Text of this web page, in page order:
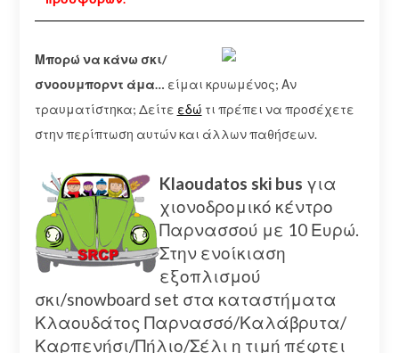
Μπορώ να κάνω σκι/
σνοουμπορντ άμα… είμαι κρυωμένος; Αν
τραυματίστηκα; Δείτε εδώ τι πρέπει να προσέχετε
στην περίπτωση αυτών και άλλων παθήσεων.
Klaoudatos ski bus για
χιονοδρομικό κέντρο
Παρνασσού με 10 Ευρώ.
Στην ενοίκιαση
εξοπλισμού
σκι/snowboard set στα καταστήματα
Κλαουδάτος Παρνασσό/Καλάβρυτα/
Καρπενήσι/Πήλιο/Σέλι η τιμή πέφτει